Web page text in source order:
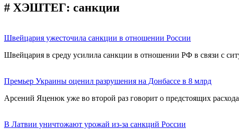
# ХЭШТЕГ: санкции
Швейцария ужесточила санкции в отношении России
Швейцария в среду усилила санкции в отношении РФ в связи с
Премьер Украины оценил разрушения на Донбассе в 8 млрд
Арсений Яценюк уже во второй раз говорит о предстоящих
В Латвии уничтожают урожай из-за санкций России